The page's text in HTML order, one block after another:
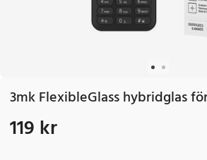
3mk FlexibleGlass hybridglas
Pris:119 kr
119 kr